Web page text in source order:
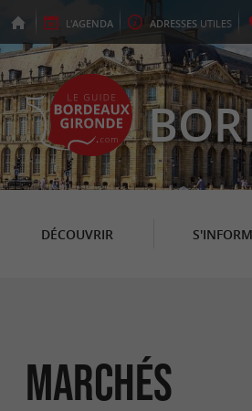
L'AGENDA ADRESSES UTILES
DÉCOUVRIR
Marchés